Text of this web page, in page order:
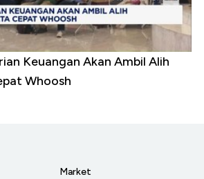
Keuangan Akan Ambil Alih
Whoosh
Market